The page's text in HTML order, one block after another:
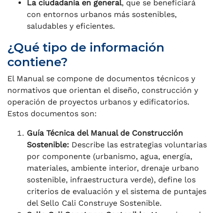
La ciudadanía en general, que se beneficiará
con entornos urbanos más sostenibles,
saludables y eficientes.
¿Qué tipo de información
contiene?
El Manual se compone de documentos técnicos y
normativos que orientan el diseño, construcción y
operación de proyectos urbanos y edificatorios.
Estos documentos son:
Guía Técnica del Manual de Construcción
Sostenible: Describe las estrategias voluntarias
por componente (urbanismo, agua, energía,
materiales, ambiente interior, drenaje urbano
sostenible, infraestructura verde), define los
criterios de evaluación y el sistema de puntajes
del Sello Cali Construye Sostenible.